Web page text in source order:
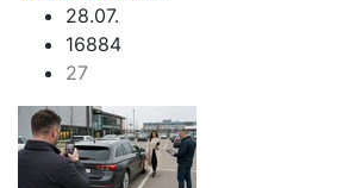
28.07.
16884
27